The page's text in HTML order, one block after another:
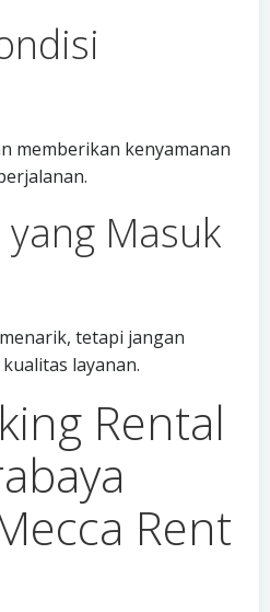
memberikan kenyamanan
Masuk
tetapi jangan
layanan.
Rental
Rent